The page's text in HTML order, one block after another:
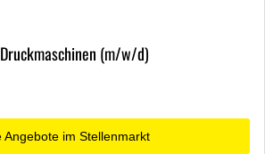
(m/w/d)
Angebote im Stellenmarkt